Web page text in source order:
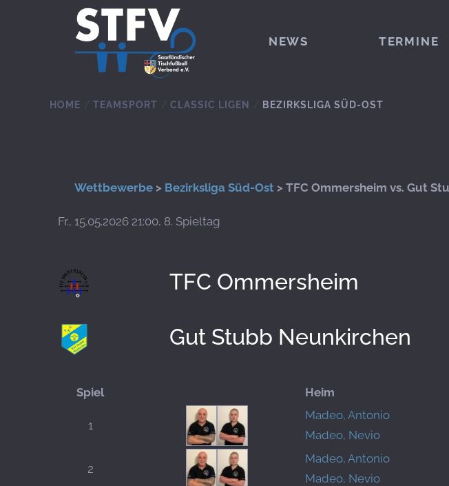
Zum Hauptinhalt springen
NEWS TERMINE
HOME TEAMSPORT CLASSIC LIGEN BEZIRKSLIGA SÜD-OST
Wettbewerbe > Bezirksliga Süd-Ost > TFC Ommersheim vs. Gut
Fr., 15.05.2026 21:00, 8. Spieltag
TFC Ommersheim
Gut Stubb Neunkirchen
Spiel Heim
1
Madeo, Antonio
Madeo, Nevio
2
Madeo, Antonio
Madeo, Nevio